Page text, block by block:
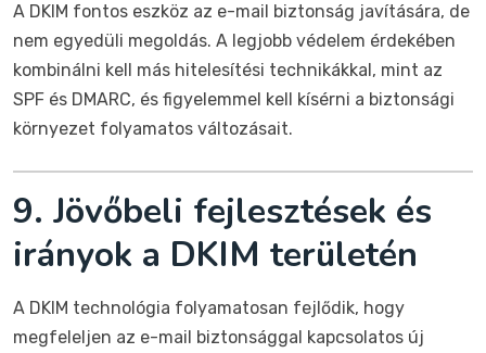
A DKIM fontos eszköz az e-mail biztonság javítására, de
nem egyedüli megoldás. A legjobb védelem érdekében
kombinálni kell más hitelesítési technikákkal, mint az
SPF és DMARC, és figyelemmel kell kísérni a biztonsági
környezet folyamatos változásait.
9. Jövőbeli fejlesztések és
irányok a DKIM területén
A DKIM technológia folyamatosan fejlődik, hogy
megfeleljen az e-mail biztonsággal kapcsolatos új